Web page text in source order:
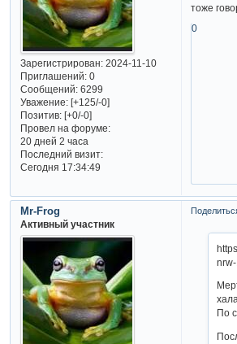
Зарегистрирован: 2024-11-10
Приглашений:0
Сообщений:6299
Уважение: [+125/-0]
Позитив: [+0/-0]
Провел на форуме:
20 дней 2 часа
Последний визит:
Сегодня 17:34:49
тоже
0
Mr-Frog
Активный участник
По